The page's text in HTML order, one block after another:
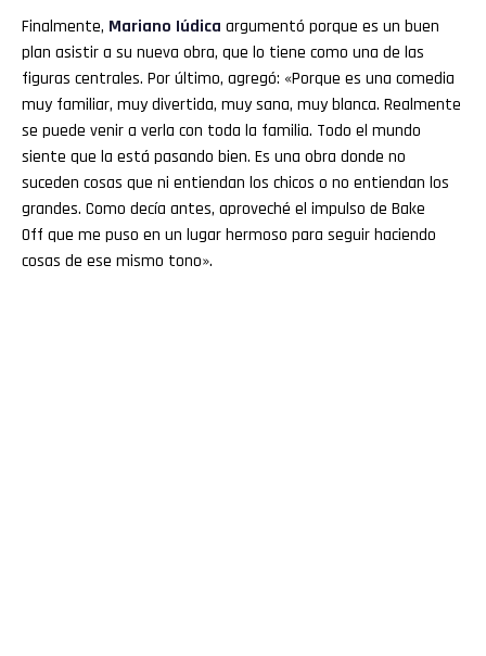
Finalmente, Mariano Iúdica argumentó porque es un buen
plan asistir a su nueva obra, que lo tiene como una de las
figuras centrales. Por último, agregó: «Porque es una comedia
muy familiar, muy divertida, muy sana, muy blanca. Realmente
se puede venir a verla con toda la familia. Todo el mundo
siente que la está pasando bien. Es una obra donde no
suceden cosas que ni entiendan los chicos o no entiendan los
grandes. Como decía antes, aproveché el impulso de Bake
Off que me puso en un lugar hermoso para seguir haciendo
cosas de ese mismo tono».